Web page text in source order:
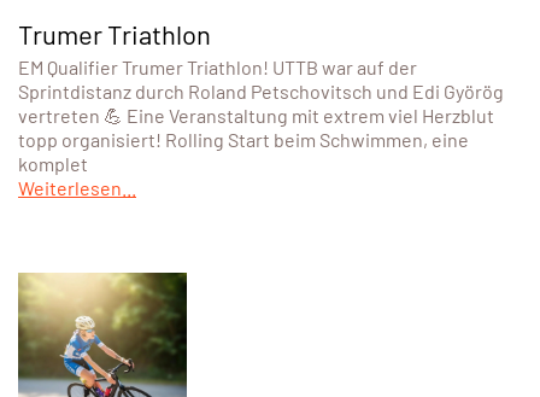
Trumer Triathlon
EM Qualifier Trumer Triathlon! UTTB war auf der
Sprintdistanz durch Roland Petschovitsch und Edi Györög
vertreten 💪 Eine Veranstaltung mit extrem viel Herzblut
topp organisiert! Rolling Start beim Schwimmen, eine
komplet
Weiterlesen...